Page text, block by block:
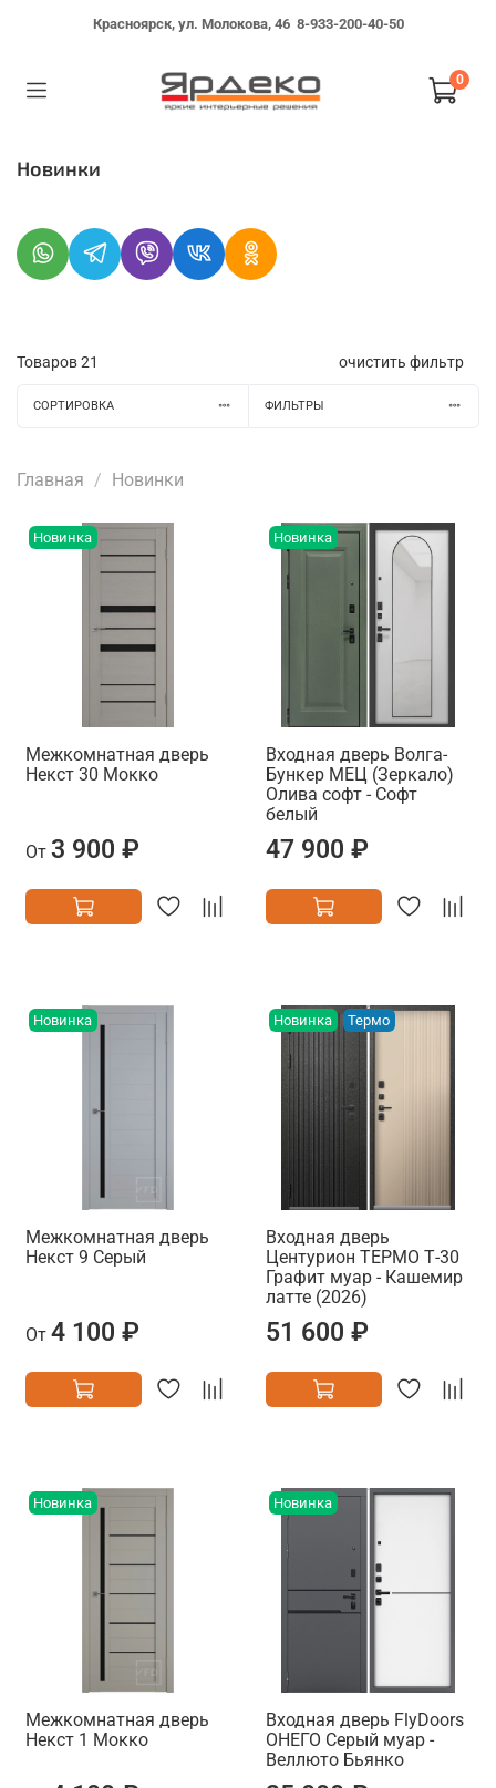
Красноярск, ул. Молокова, 46 8-933-200-40-50
0
Новинки
Товаров21 очистить фильтр
СОРТИРОВКА ФИЛЬТРЫ
Главная Новинки
Новинка
Межкомнатная дверь
Некст 30 Мокко
От 3 900 ₽
Новинка
Входная дверь Волга-
Бункер МЕЦ (Зеркало)
Олива софт - Софт
белый
47 900 ₽
Новинка
Межкомнатная дверь
Некст 9 Серый
От 4 100 ₽
Новинка Термо
Входная дверь
Центурион ТЕРМО Т-30
Графит муар - Кашемир
латте (2026)
51 600 ₽
Новинка
Межкомнатная дверь
Некст 1 Мокко
Новинка
Входная дверь FlyDoors
ОНЕГО Серый муар -
Веллюто Бьянко